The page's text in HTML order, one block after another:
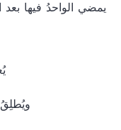
يمضي الواحدُ فيها